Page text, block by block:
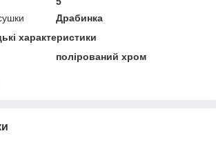
Драбинка
характеристики
полірований хром